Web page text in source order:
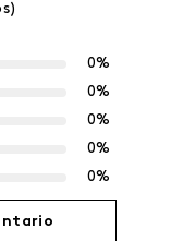
0%
0%
0%
0%
0%